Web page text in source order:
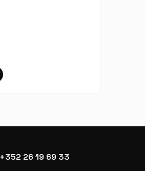
+352 26 19 69 33